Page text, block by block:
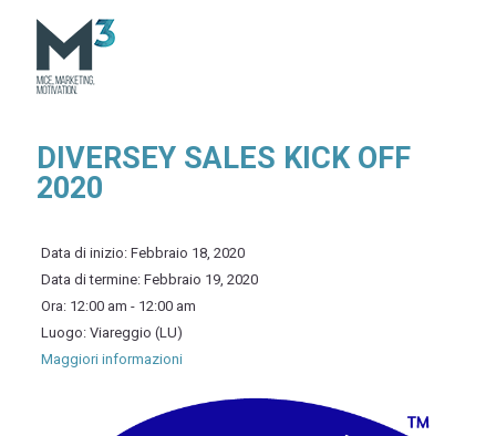
DIVERSEY SALES KICK OFF
2020
Data di inizio: Febbraio 18, 2020
Data di termine: Febbraio 19, 2020
Ora: 12:00 am - 12:00 am
Luogo: Viareggio (LU)
Maggiori informazioni